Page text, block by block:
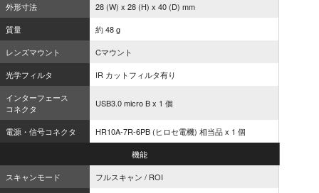
外形寸法
28 (W) x 28 (H) x 40 (D) mm
質量
約 48 g
レンズマウント
Cマウント
光学フィルタ
IR カットフィルタ有り
インターフェース
コネクタ
USB3.0 micro B x 1 個
電源・信号コネクタ
HR10A-7R-6PB (ヒロセ電機) 相当品 x 1 個
機能
スキャンモード
フルスキャン / ROI